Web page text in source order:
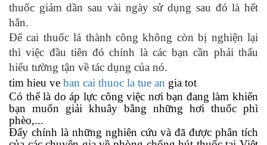
thuốc giảm dần sau vài ngày sử dụng sau đó là hết
hẳn.
Để cai thuốc lá thành công không còn bị nghiện lại
thì việc đầu tiên đó chính là các bạn cần phải thấu
hiểu tường tận về tác dụng của nó.
tim hieu ve ban cai thuoc la tue an gia tot
Có thể là do áp lực công việc nơi bạn đang làm khiến
bạn muốn giải khuây bằng những hơi thuốc phì
phèo,...
Đấy chính là những nghiên cứu và đã được phân tích